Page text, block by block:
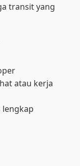
transit yang
atau kerja